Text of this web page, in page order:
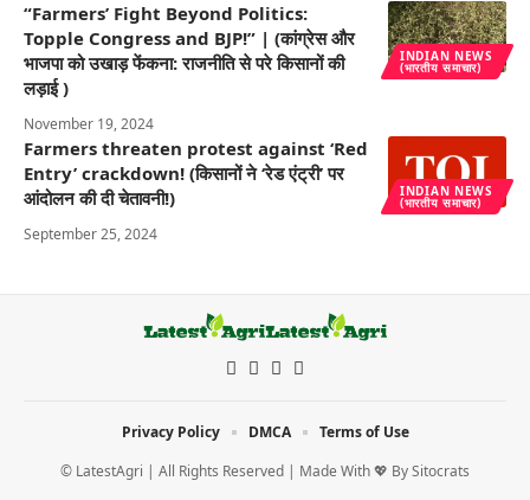
INDIAN NEWS
(भारतीय समाचार)
“Farmers’ Fight Beyond Politics:
Topple Congress and BJP!” | (कांग्रेस और
भाजपा को उखाड़ फेंकना: राजनीति से परे किसानों की
लड़ाई )
November 19, 2024
INDIAN NEWS
(भारतीय समाचार)
Farmers threaten protest against ‘Red
Entry’ crackdown! (किसानों ने ‘रेड एंट्री’ पर
आंदोलन की दी चेतावनी!)
September 25, 2024
© LatestAgri | All Rights Reserved | Made With 💖 BySitocrats
Privacy Policy DMCA Terms of Use